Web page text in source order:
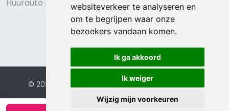
websiteverkeer te analyseren en
om te begrijpen waar onze
bezoekers vandaan komen.
Ik ga akkoord
Ik weiger
Wijzig mijn voorkeuren
Huurauto reserveren
© 2026 Eurochalets | Website door FalcoTravel
Veilig online betalen met